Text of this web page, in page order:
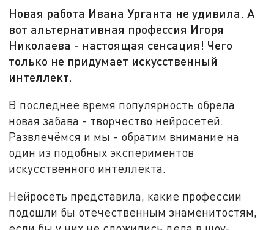
Новая работа Ивана Урганта не удивила. А
вот альтернативная профессия Игоря
Николаева - настоящая сенсация! Чего
только не придумает искусственный
интеллект.
В последнее время популярность обрела
новая забава - творчество нейросетей.
Развлечёмся и мы - обратим внимание на
один из подобных экспериментов
искусственного интеллекта.
Нейросеть представила, какие профессии
подошли бы отечественным знаменитостям,